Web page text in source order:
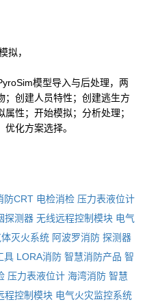
拟，
模型导入与后处理，两
；创建人员特性；创建逃生方
性；开始模拟；分析处理；
优化方案选择。
防CRT 电检消检 压力表液位计
探测器 无线远程控制模块 电气
灭火系统 阿波罗消防 探测器
具 LORA消防 智慧消防产品 智
压力表液位计 海湾消防 智慧
程控制模块 电气火灾监控系统